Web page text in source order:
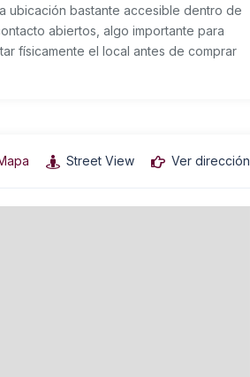
ubicación bastante accesible dentro de
abiertos, algo importante para
físicamente el local antes de comprar
Street View Ver dirección